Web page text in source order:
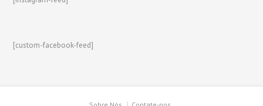
[custom-facebook-feed]